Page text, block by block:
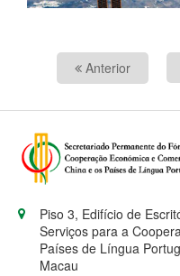
Anterior
Piso 3, Edifício de
Serviços para a
Países de Língua
Macau